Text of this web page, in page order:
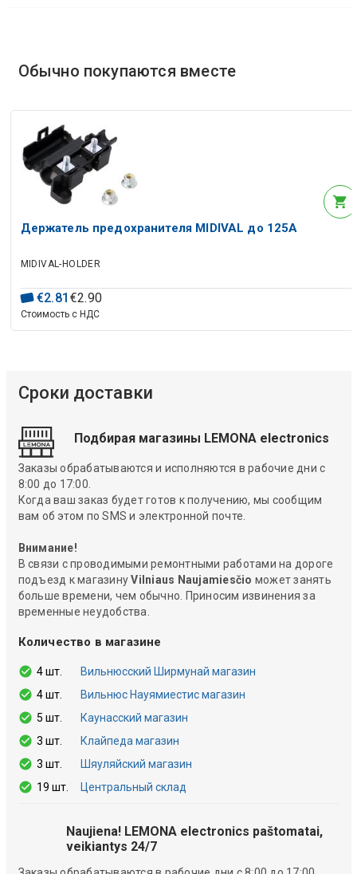
Обычно покупаются вместе
Держатель предохранителя MIDIVAL до 125A
MIDIVAL-HOLDER
€2.81 €2.90
Стоимость с НДС
Сроки доставки
Подбирая магазины LEMONA electronics
Заказы обрабатываются и исполняются в рабочие дни с
8:00 до 17:00.
Когда ваш заказ будет готов к получению, мы сообщим
вам об этом по SMS и электронной почте.
Внимание!
В связи с проводимыми ремонтными работами на дороге
подъезд к магазинуVilniaus Naujamiesčio может занять
больше времени, чем обычно. Приносим извинения за
временные неудобства.
Количество в магазине
4 шт.
Вильнюсский Ширмунай магазин
4 шт.
Вильнюс Науямиестис магазин
5 шт.
Каунасский магазин
3 шт.
Клайпеда магазин
3 шт.
Шяуляйский магазин
19 шт.
Центральный склад
Naujiena! LEMONA electronics paštomatai,
veikiantys 24/7